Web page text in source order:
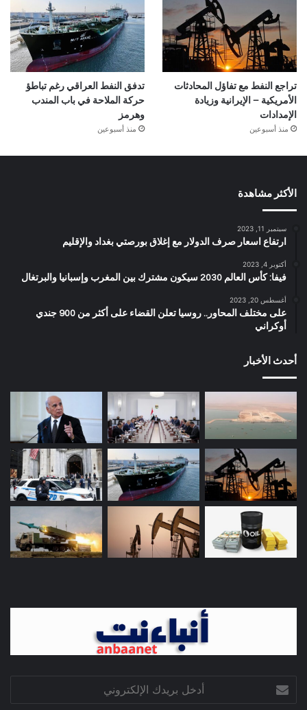
تراجع النفط مع تفاؤل المحادثات
الأمريكية – الإيرانية وزيادة
الإمدادات
منذ أسبوعين
تدفق النفط العراقي رغم تباطؤ
حركة الملاحة في باب المندب
وهرمز
منذ أسبوعين
الأكثر مشاهدة
سبتمبر 11, 2023
ارتفاع اسعار صرف الدولار مع إغلاق بورصتي بغداد والإقليم
أكتوبر 4, 2023
فيفا: كأس العالم 2030 سيكون مشترك بين المغرب وإسبانيا والبرتغال
أغسطس 20, 2023
على مختلف المحاور.. روسيا تعلن القضاء على أكثر من 900 جندي
أوكراني
أحدث الأخبار
بريدك